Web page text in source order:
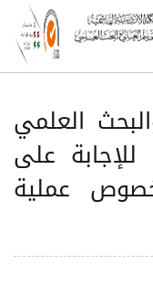
العلمي
على
عملية